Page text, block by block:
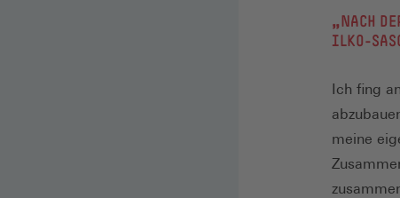
„NACH
ILKO-
Ich fing
meine